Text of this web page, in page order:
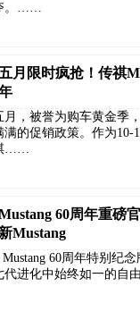
。……
五月限时疯抢！传祺
月，被誉为购车黄金季
满的促销政策。作为10-
……
60周年重磅
新Mustang
Mustang 60周年特别纪
代进化中始终如一的自